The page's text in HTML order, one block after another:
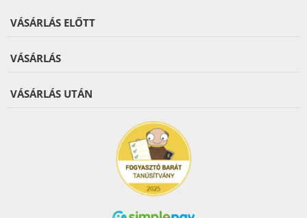
VÁSÁRLÁS ELŐTT
VÁSÁRLÁS
VÁSÁRLÁS UTÁN